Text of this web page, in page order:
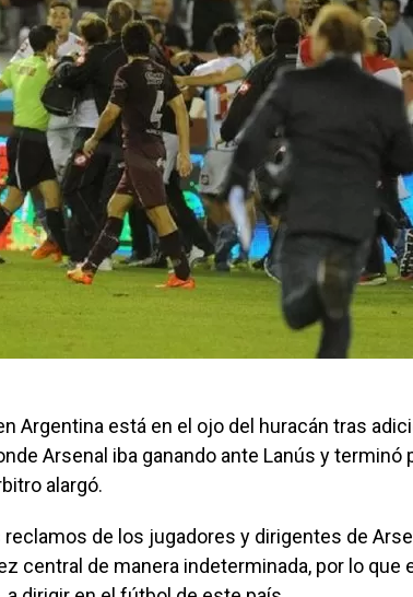
Argentina está en el ojo del huracán tras
Arsenal iba ganando ante Lanús y terminó
alargó.
de los jugadores y dirigentes de
central de manera indeterminada, por lo que